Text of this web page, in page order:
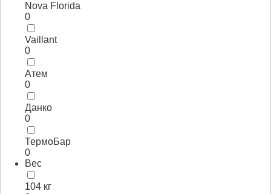
Nova Florida
0
Vaillant
0
Атем
0
Данко
0
ТермоБар
0
Вес
104 кг